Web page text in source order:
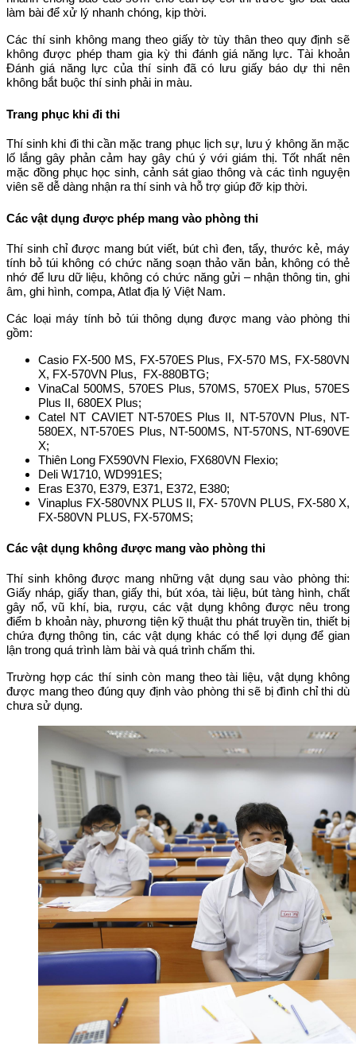
làm bài để xử lý nhanh chóng, kịp thời.
Các thí sinh không mang theo giấy tờ tùy thân theo quy định sẽ
không được phép tham gia kỳ thi đánh giá năng lực. Tài khoản
Đánh giá năng lực của thí sinh đã có lưu giấy báo dự thi nên
không bắt buộc thí sinh phải in màu.
Trang phục khi đi thi
Thí sinh khi đi thi cần mặc trang phục lịch sự, lưu ý không ăn mặc
lố lắng gây phản cảm hay gây chú ý với giám thị. Tốt nhất nên
mặc đồng phục học sinh, cảnh sát giao thông và các tình nguyện
viên sẽ dễ dàng nhận ra thí sinh và hỗ trợ giúp đỡ kịp thời.
Các vật dụng được phép mang vào phòng thi
Thí sinh chỉ được mang bút viết, bút chì đen, tẩy, thước kẻ, máy
tính bỏ túi không có chức năng soạn thảo văn bản, không có thẻ
nhớ để lưu dữ liệu, không có chức năng gửi – nhận thông tin, ghi
âm, ghi hình, compa, Atlat địa lý Việt Nam.
Các loại máy tính bỏ túi thông dụng được mang vào phòng thi
gồm:
Casio FX-500 MS, FX-570ES Plus, FX-570 MS, FX-580VN
X, FX-570VN Plus, FX-880BTG;
VinaCal 500MS, 570ES Plus, 570MS, 570EX Plus, 570ES
Plus II, 680EX Plus;
Catel NT CAVIET NT-570ES Plus II, NT-570VN Plus, NT-
580EX, NT-570ES Plus, NT-500MS, NT-570NS, NT-690VE
X;
Thiên Long FX590VN Flexio, FX680VN Flexio;
Deli W1710, WD991ES;
Eras E370, E379, E371, E372, E380;
Vinaplus FX-580VNX PLUS II, FX- 570VN PLUS, FX-580 X,
FX-580VN PLUS, FX-570MS;
Các vật dụng không được mang vào phòng thi
Thí sinh không được mang những vật dụng sau vào phòng thi:
Giấy nháp, giấy than, giấy thi, bút xóa, tài liệu, bút tàng hình, chất
gây nổ, vũ khí, bia, rượu, các vật dụng không được nêu trong
điểm b khoản này, phương tiện kỹ thuật thu phát truyền tin, thiết bị
chứa đựng thông tin, các vật dụng khác có thể lợi dụng để gian
lận trong quá trình làm bài và quá trình chấm thi.
Trường hợp các thí sinh còn mang theo tài liệu, vật dụng không
được mang theo đúng quy định vào phòng thi sẽ bị đình chỉ thi dù
chưa sử dụng.